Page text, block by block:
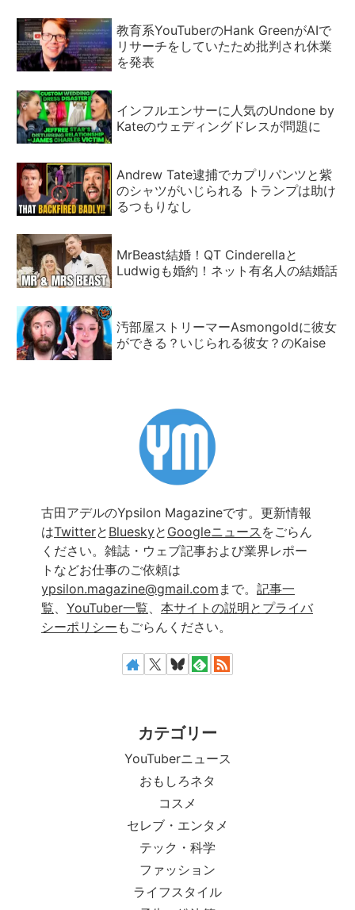
教育系YouTuberのHank GreenがAIで
リサーチをしていたため批判され休業
を発表
インフルエンサーに人気のUndone by
Kateのウェディングドレスが問題に
Andrew Tate逮捕でカプリパンツと紫
のシャツがいじられる トランプは助け
るつもりなし
MrBeast結婚！QT Cinderellaと
Ludwigも婚約！ネット有名人の結婚話
汚部屋ストリーマーAsmongoldに彼女
ができる？いじられる彼女？のKaise
古田アデルのYpsilon Magazineです。更新情報
はTwitterと Blueskyと Googleニュース をごらん
ください。雑誌・ウェブ記事および業界レポー
トなどお仕事のご依頼は
ypsilon.magazine@gmail.com まで。 記事一
覧、 YouTuber一覧、 本サイトの説明とプライバ
シーポリシー もごらんください。
カテゴリー
YouTuberニュース
おもしろネタ
コスメ
セレブ・エンタメ
テック・科学
ファッション
ライフスタイル